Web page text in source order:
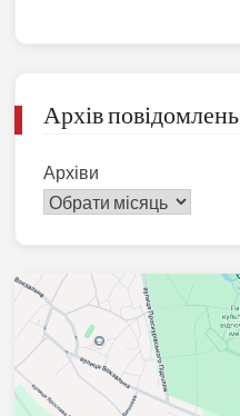
Архів повідомлень
Архіви